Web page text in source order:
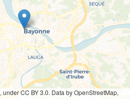
, under CC BY 3.0. Data by OpenStreetMap,